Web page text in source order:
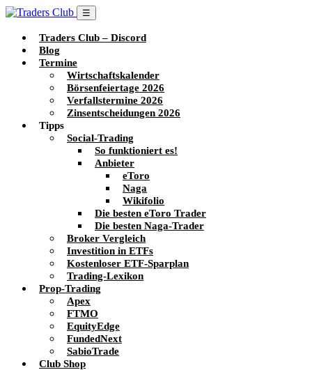
☰
Traders Club – Discord
Blog
Termine
Wirtschaftskalender
Börsenfeiertage 2026
Verfallstermine 2026
Zinsentscheidungen 2026
Tipps
Social-Trading
So funktioniert es!
Anbieter
eToro
Naga
Wikifolio
Die besten eToro Trader
Die besten Naga-Trader
Broker Vergleich
Investition in ETFs
Kostenloser ETF-Sparplan
Trading-Lexikon
Prop-Trading
Apex
FTMO
EquityEdge
FundedNext
SabioTrade
Club Shop